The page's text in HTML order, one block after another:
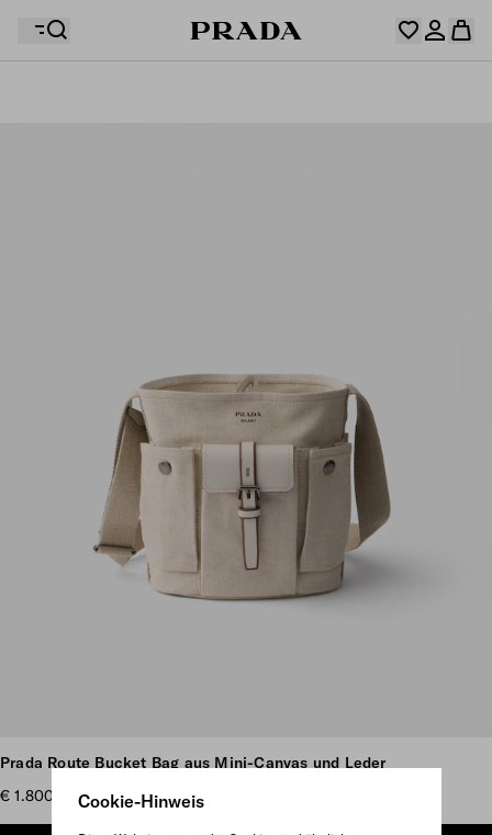
Cookie-Hinweis
Weitere Bilder anzeigen
Prada Route Bucket Bag aus Mini-Canvas und Leder
€ 1.800